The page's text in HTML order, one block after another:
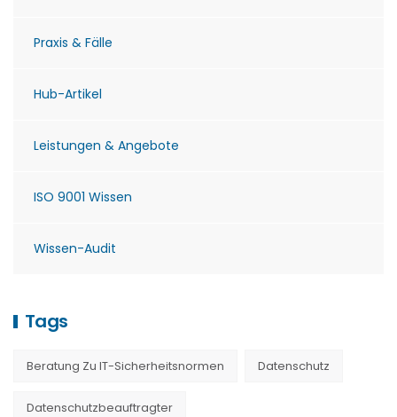
Praxis & Fälle
Hub-Artikel
Leistungen & Angebote
ISO 9001 Wissen
Wissen-Audit
Tags
Beratung Zu IT-Sicherheitsnormen Datenschutz
Datenschutzbeauftragter